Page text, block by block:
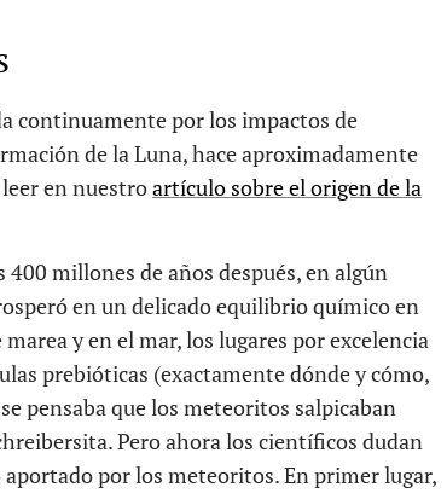
continuamente por los impactos de
de la Luna, hace aproximadamente
en nuestroartículo sobre el origen de la
400 millones de años después, en algún
en un delicado equilibrio químico en
y en el mar, los lugares por excelencia
prebióticas (exactamente dónde y cómo,
pensaba que los meteoritos salpicaban
Pero ahora los científicos dudan
por los meteoritos. En primer lugar,